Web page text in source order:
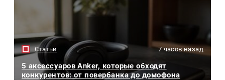
Статьи 7 часов назад
5 аксессуаров Anker, которые обходят
конкурентов: от повербанка до домофона